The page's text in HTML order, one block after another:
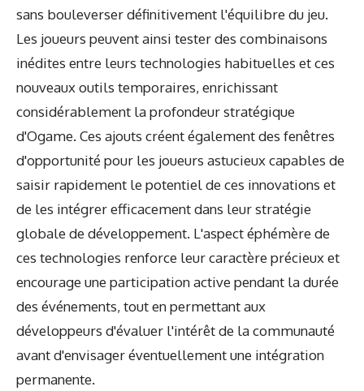
sans bouleverser définitivement l'équilibre du jeu.
Les joueurs peuvent ainsi tester des combinaisons
inédites entre leurs technologies habituelles et ces
nouveaux outils temporaires, enrichissant
considérablement la profondeur stratégique
d'Ogame. Ces ajouts créent également des fenêtres
d'opportunité pour les joueurs astucieux capables de
saisir rapidement le potentiel de ces innovations et
de les intégrer efficacement dans leur stratégie
globale de développement. L'aspect éphémère de
ces technologies renforce leur caractère précieux et
encourage une participation active pendant la durée
des événements, tout en permettant aux
développeurs d'évaluer l'intérêt de la communauté
avant d'envisager éventuellement une intégration
permanente.